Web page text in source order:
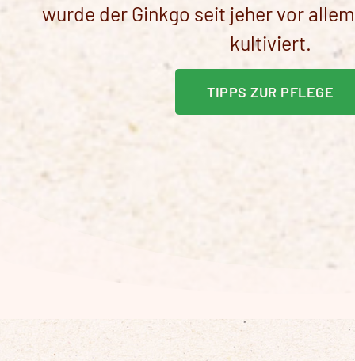
wurde der Ginkgo seit jeher vor
kultiviert.
TIPPS ZUR PFLEGE